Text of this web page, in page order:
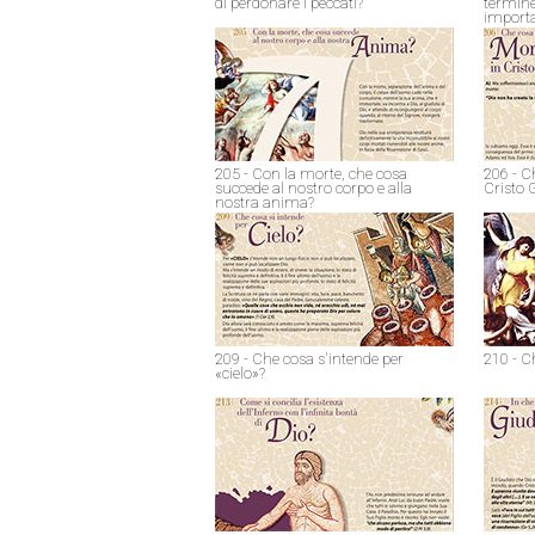
205 - Con la morte, che cosa
succede al nostro corpo e alla
nostra anima?
206 -
Cristo
209 - Che cosa s'intende per
«cielo»?
210 -